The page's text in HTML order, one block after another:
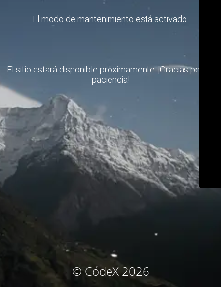
El modo de mantenimiento está activado.
El sitio estará disponible próximamente. ¡Gracias por su
paciencia!
© CódeX 2026